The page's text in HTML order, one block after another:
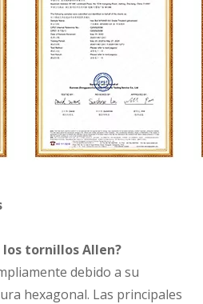
los tornillos Allen?
debido a su
hexagonal. Las principales